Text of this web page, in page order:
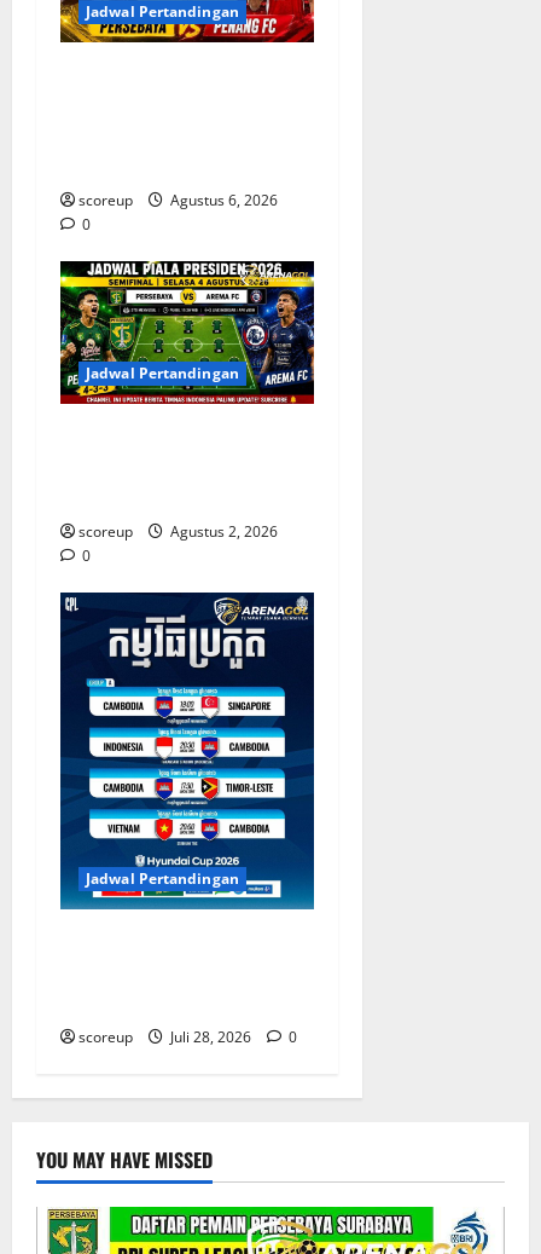
Jadwal Pertandingan
scoreup
Agustus 6, 2026
0
Jadwal Pertandingan
scoreup
Agustus 2, 2026
0
Jadwal Pertandingan
scoreup Juli 28, 2026 0
YOU MAY HAVE MISSED